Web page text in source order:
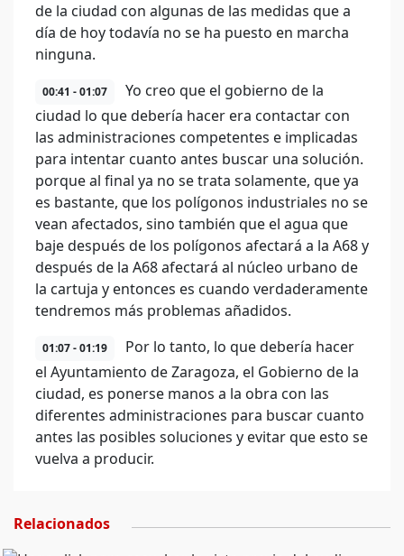
de la ciudad con algunas de las medidas que a
día de hoy todavía no se ha puesto en marcha
ninguna.
00:41 - 01:07
Yo creo que el gobierno de la
ciudad lo que debería hacer era contactar con
las administraciones competentes e implicadas
para intentar cuanto antes buscar una solución.
porque al final ya no se trata solamente, que ya
es bastante, que los polígonos industriales no se
vean afectados, sino también que el agua que
baje después de los polígonos afectará a la A68 y
después de la A68 afectará al núcleo urbano de
la cartuja y entonces es cuando verdaderamente
tendremos más problemas añadidos.
01:07 - 01:19
Por lo tanto, lo que debería hacer
el Ayuntamiento de Zaragoza, el Gobierno de la
ciudad, es ponerse manos a la obra con las
diferentes administraciones para buscar cuanto
antes las posibles soluciones y evitar que esto se
vuelva a producir.
Relacionados